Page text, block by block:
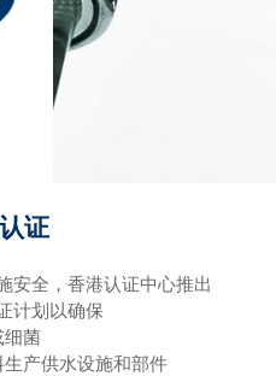
证
安全，香港认证中心推出
计划以确保
细菌
产供水设施和部件